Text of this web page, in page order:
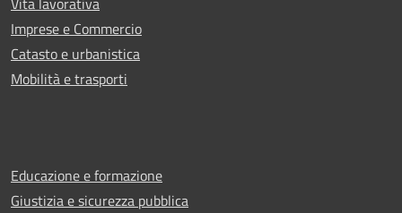
Imprese e Commercio
Catasto e urbanistica
Mobilità e trasporti
Educazione e formazione
Giustizia e sicurezza pubblica